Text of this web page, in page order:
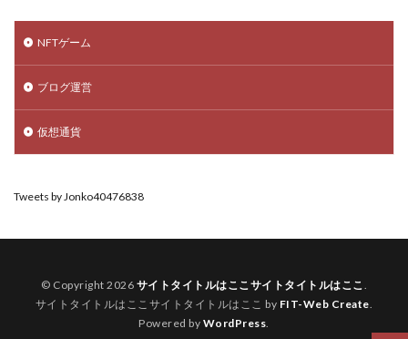
NFTゲーム
ブログ運営
仮想通貨
Tweets by Jonko40476838
© Copyright 2026 サイトタイトルはここサイトタイトルはここ.
サイトタイトルはここサイトタイトルはここ by FIT-Web Create.
Powered by WordPress.